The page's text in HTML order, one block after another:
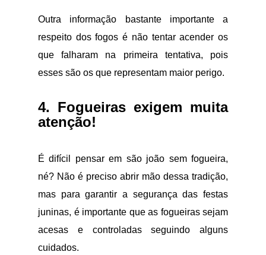
Outra informação bastante importante a
respeito dos fogos é não tentar acender os
que falharam na primeira tentativa, pois
esses são os que representam maior perigo.
4. Fogueiras exigem muita
atenção!
É difícil pensar em são joão sem fogueira,
né? Não é preciso abrir mão dessa tradição,
mas para garantir a segurança das festas
juninas, é importante que as fogueiras sejam
acesas e controladas seguindo alguns
cuidados.